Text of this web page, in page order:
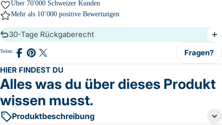
Über 70'000 Schweizer Kunden
Mehr als 10’000 positive Bewertungen
30-Tage Rückgaberecht
Teilen:
Auf
teilen
Auf
teilen
Teilen
X
(Twitter)
Fragen?
HIER FINDEST DU
Alles was du über dieses Produkt
wissen musst.
Produktbeschreibung